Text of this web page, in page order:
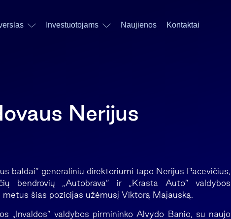
Investuotojams Naujienos Kontaktai
Nerijus
baldai” generaliniu direktoriumi tapo Nerijus Pacevičius,
bendrovių „Autobrava” ir „Krasta Auto” valdybos
šias pozicijas užėmusį Viktorą Majauską.
„Invaldos” valdybos pirmininko Alvydo Banio, su naujo